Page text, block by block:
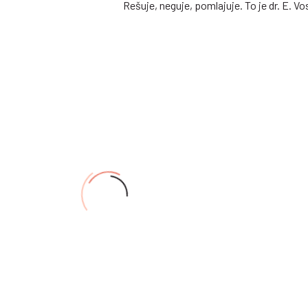
Rešuje, neguje, pomlajuje. To je dr. E.